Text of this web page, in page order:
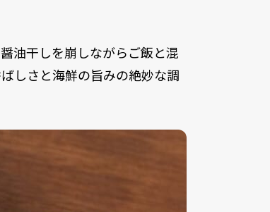
油干しを崩しながらご飯と混
しさと海鮮の旨みの絶妙な調